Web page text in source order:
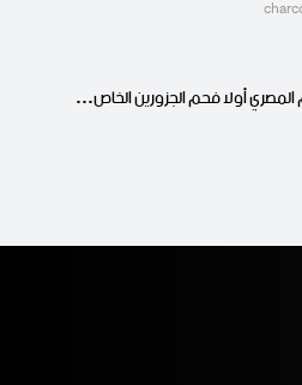
أولا فحم الجزورين الخاص…